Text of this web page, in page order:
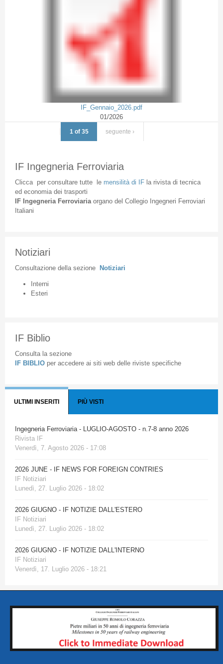
IF_Gennaio_2026.pdf
01/2026
1 of 35 seguente ›
IF Ingegneria Ferroviaria
Cliccaper consultare tuttele mensilità di IFla rivista di tecnica
ed economia dei trasporti
IF Ingegneria Ferroviaria organodel Collegio Ingegneri Ferroviari
Italiani
Notiziari
Consultazione della sezione Notiziari
Interni
Esteri
IF Biblio
Consulta la sezione
IF BIBLIO per accedere ai siti web delle riviste specifiche
ULTIMI INSERITI PIÙ VISTI
Ingegneria Ferroviaria - LUGLIO-AGOSTO - n.7-8 anno 2026
Rivista IF
Venerdì, 7. Agosto 2026 - 17:08
2026 JUNE - IF NEWS FOR FOREIGN CONTRIES
IF Notiziari
Lunedì, 27. Luglio 2026 - 18:02
2026 GIUGNO - IF NOTIZIE DALL'ESTERO
IF Notiziari
Lunedì, 27. Luglio 2026 - 18:02
2026 GIUGNO - IF NOTIZIE DALL'INTERNO
IF Notiziari
Venerdì, 17. Luglio 2026 - 18:21